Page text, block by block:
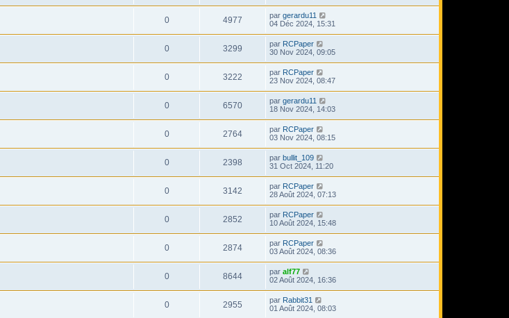
0 4977 par gerardu11
04 Déc 2024, 15:31
0 3299 par RCPaper
30 Nov 2024, 09:05
0 3222 par RCPaper
23 Nov 2024, 08:47
0 6570 par gerardu11
18 Nov 2024, 14:03
0 2764 par RCPaper
03 Nov 2024, 08:15
0 2398 par bullit_109
31 Oct 2024, 11:20
0 3142 par RCPaper
28 Août 2024, 07:13
0 2852 par RCPaper
10 Août 2024, 15:48
0 2874 par RCPaper
03 Août 2024, 08:36
0 8644 par alf77
02 Août 2024, 16:36
0 2955 par Rabbit31
01 Août 2024, 08:03